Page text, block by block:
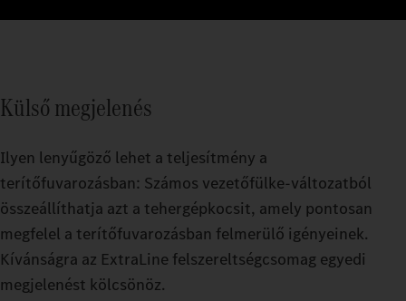
Külső megjelenés
Ilyen lenyűgöző lehet a teljesítmény a
terítőfuvarozásban: Számos vezetőfülke-változatból
összeállíthatja azt a tehergépkocsit, amely pontosan
megfelel a terítőfuvarozásban felmerülő igényeinek.
Kívánságra az ExtraLine felszereltségcsomag egyedi
megjelenést kölcsönöz.